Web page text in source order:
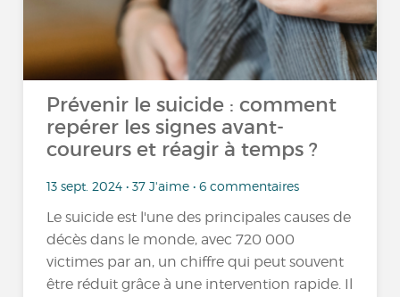
Prévenir le suicide : comment
repérer les signes avant-
coureurs et réagir à temps ?
13 sept. 2024 • 37 J'aime • 6 commentaires
Le suicide est l'une des principales causes de
décès dans le monde, avec 720 000
victimes par an, un chiffre qui peut souvent
être réduit grâce à une intervention rapide. Il